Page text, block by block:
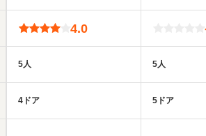
4.0
5人
4ドア
5人
5ドア